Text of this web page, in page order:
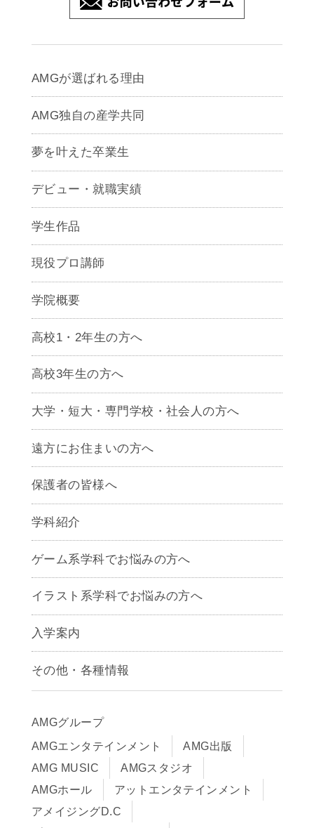
AMGが選ばれる理由
AMG独自の産学共同
夢を叶えた卒業生
デビュー・就職実績
学生作品
現役プロ講師
学院概要
高校1・2年生の方へ
高校3年生の方へ
大学・短大・専門学校・社会人の方へ
遠方にお住まいの方へ
保護者の皆様へ
学科紹介
ゲームクリエイター学科
CG学科
アニメーション学科
声優学科
ゲーム系学科でお悩みの方へ
イラスト系学科でお悩みの方へ
入学案内
募集要項
早期出願制度・AOエントリー
入学までの流れ
学費サポート・各種制度
学費について
Q&A
その他・各種情報
アクセス
サイトポリシー
在校生・保護者の方へ
卒業生の皆様へ
AMGグループ
AMGエンタテインメント
AMG出版
AMG MUSIC
AMGスタジオ
AMGホール
アットエンタテインメント
アメイジングD.C